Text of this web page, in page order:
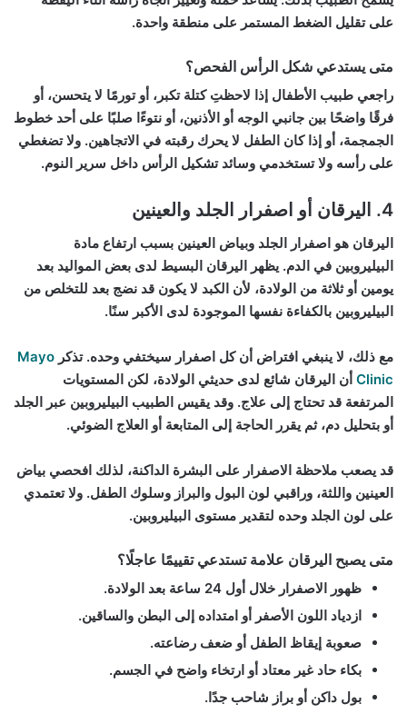
على تقليل الضغط المستمر على منطقة واحدة.
متى يستدعي شكل الرأس الفحص؟
راجعي طبيب الأطفال إذا لاحظتِ كتلة تكبر، أو تورمًا لا يتحسن، أو
فرقًا واضحًا بين جانبي الوجه أو الأذنين، أو نتوءًا صلبًا على أحد خطوط
الجمجمة، أو إذا كان الطفل لا يحرك رقبته في الاتجاهين. ولا تضغطي
على رأسه ولا تستخدمي وسائد تشكيل الرأس داخل سرير النوم.
4. اليرقان أو اصفرار الجلد والعينين
اليرقان هو اصفرار الجلد وبياض العينين بسبب ارتفاع مادة
البيليروبين في الدم. يظهر اليرقان البسيط لدى بعض المواليد بعد
يومين أو ثلاثة من الولادة، لأن الكبد لا يكون قد نضج بعد للتخلص من
البيليروبين بالكفاءة نفسها الموجودة لدى الأكبر سنًا.
مع ذلك، لا ينبغي افتراض أن كل اصفرار سيختفي وحده. تذكر Mayo
Clinic أن اليرقان شائع لدى حديثي الولادة، لكن المستويات
المرتفعة قد تحتاج إلى علاج. وقد يقيس الطبيب البيليروبين عبر الجلد
أو بتحليل دم، ثم يقرر الحاجة إلى المتابعة أو العلاج الضوئي.
قد يصعب ملاحظة الاصفرار على البشرة الداكنة، لذلك افحصي بياض
العينين واللثة، وراقبي لون البول والبراز وسلوك الطفل. ولا تعتمدي
على لون الجلد وحده لتقدير مستوى البيليروبين.
متى يصبح اليرقان علامة تستدعي تقييمًا عاجلًا؟
ظهور الاصفرار خلال أول 24 ساعة بعد الولادة.
ازدياد اللون الأصفر أو امتداده إلى البطن والساقين.
صعوبة إيقاظ الطفل أو ضعف رضاعته.
بكاء حاد غير معتاد أو ارتخاء واضح في الجسم.
بول داكن أو براز شاحب جدًا.